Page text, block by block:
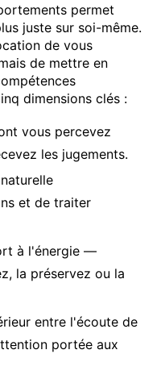
permet
juste sur soi-même.
de vous
de mettre en
dimensions clés :
vous percevez
les jugements.
et de traiter
à l'énergie —
la préservez ou la
entre l'écoute de
portée aux